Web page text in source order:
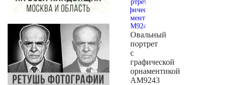
Овальный
портрет
с
графической
орнаментикой
AM9243